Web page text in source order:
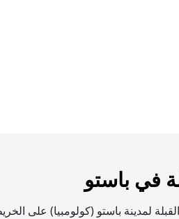
في باستو
لمدينة باستو (كولومبيا) على